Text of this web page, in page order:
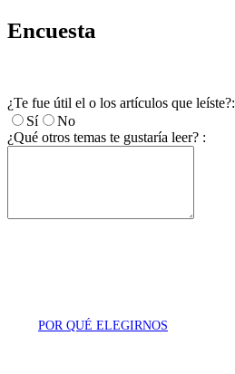
Encuesta
¿Te fue útil el o los artículos que leíste?:
Sí
No
¿Qué otros temas te gustaría leer? :
POR QUÉ ELEGIRNOS